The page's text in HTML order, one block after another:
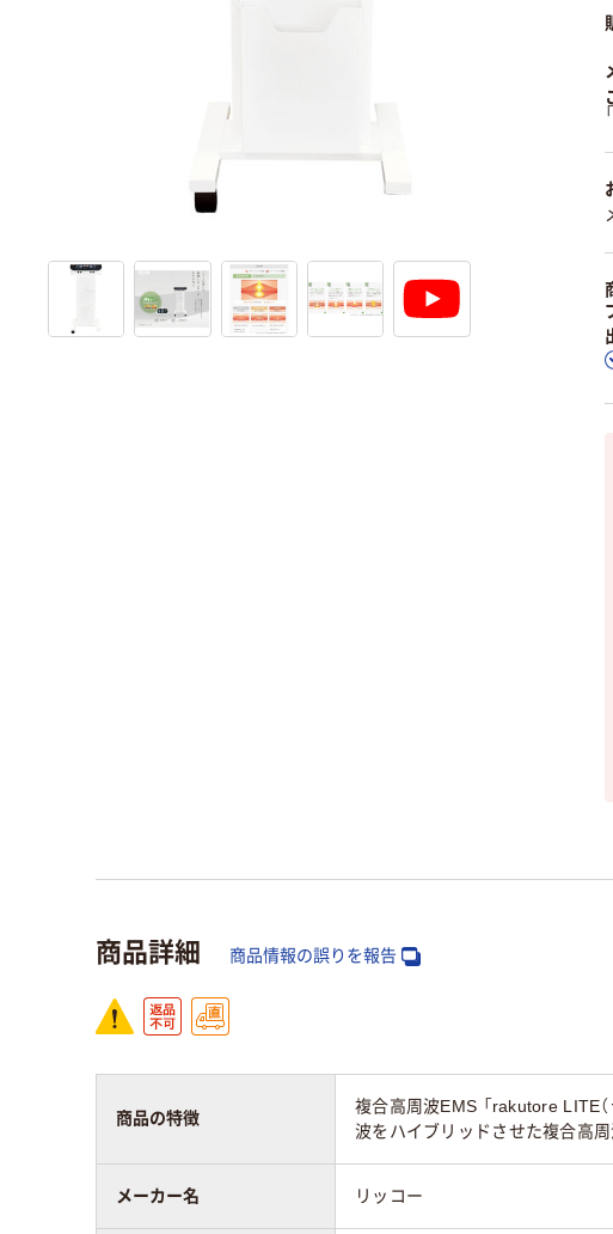
商品詳細 商品情報の誤りを報告
商品の特徴
複合高周波EMS 「rakutore LITE
波をハイブリッドさせた複合高周
メーカー名 リッコー